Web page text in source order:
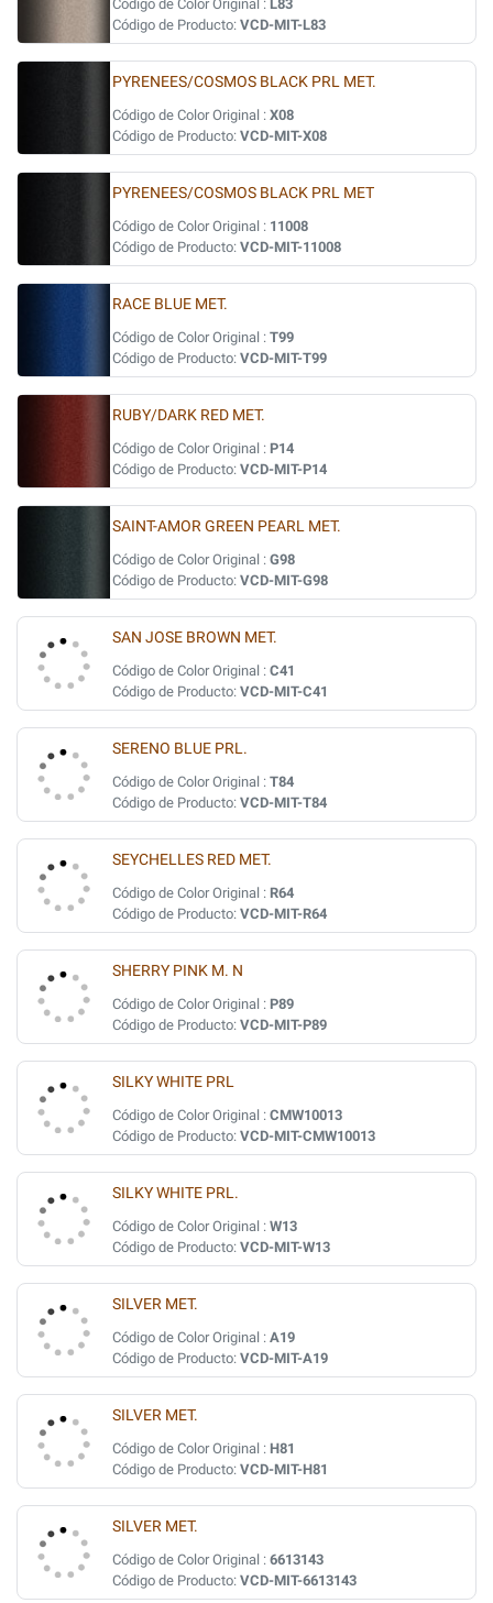
Código de Color Original : L83
Código de Producto: VCD-MIT-L83
PYRENEES/COSMOS BLACK PRL MET.
Código de Color Original : X08
Código de Producto: VCD-MIT-X08
PYRENEES/COSMOS BLACK PRL MET
Código de Color Original : 11008
Código de Producto: VCD-MIT-11008
RACE BLUE MET.
Código de Color Original : T99
Código de Producto: VCD-MIT-T99
RUBY/DARK RED MET.
Código de Color Original : P14
Código de Producto: VCD-MIT-P14
SAINT-AMOR GREEN PEARL MET.
Código de Color Original : G98
Código de Producto: VCD-MIT-G98
SAN JOSE BROWN MET.
Código de Color Original : C41
Código de Producto: VCD-MIT-C41
SERENO BLUE PRL.
Código de Color Original : T84
Código de Producto: VCD-MIT-T84
SEYCHELLES RED MET.
Código de Color Original : R64
Código de Producto: VCD-MIT-R64
SHERRY PINK M. N
Código de Color Original : P89
Código de Producto: VCD-MIT-P89
SILKY WHITE PRL
Código de Color Original : CMW10013
Código de Producto: VCD-MIT-CMW10013
SILKY WHITE PRL.
Código de Color Original : W13
Código de Producto: VCD-MIT-W13
SILVER MET.
Código de Color Original : A19
Código de Producto: VCD-MIT-A19
SILVER MET.
Código de Color Original : H81
Código de Producto: VCD-MIT-H81
SILVER MET.
Código de Color Original : 6613143
Código de Producto: VCD-MIT-6613143